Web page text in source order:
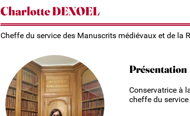
Charlotte DENOEL
Cheffe du service des Manuscrits médiévaux et de la
Présentation
Conservatrice à
cheffe du